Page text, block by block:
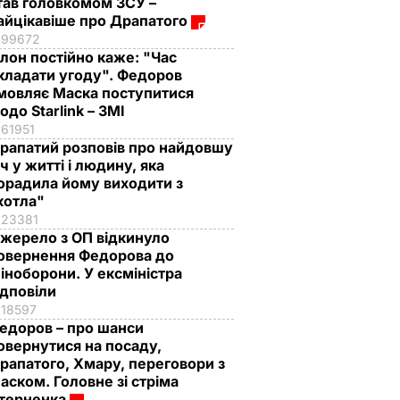
про Драпатого
99672
постійно каже: "Час
угоду". Федоров
Маска поступитися
Starlink – ЗМІ
61951
розповів про найдовшу
у житті і людину, яка
йому виходити з
23381
з ОП відкинуло
Федорова до
У ексміністра
18597
– про шанси
на посаду,
Хмару, переговори з
Головне зі стріма